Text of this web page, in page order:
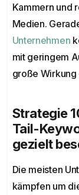
Kammern und
Medien.
Unternehmen
mit geringem
große Wirkung
Strategie
Tail-
gezielt
Die meisten
kämpfen um